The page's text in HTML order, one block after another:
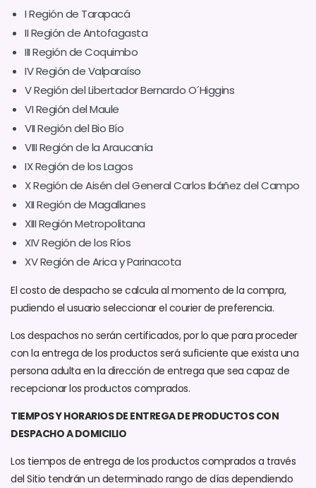
I Región de Tarapacá
II Región de Antofagasta
III Región de Coquimbo
IV Región de Valparaíso
V Región del Libertador Bernardo O´Higgins
VI Región del Maule
VII Región del Bio Bío
VIII Región de la Araucanía
IX Región de los Lagos
X Región de Aisén del General Carlos Ibáñez del Campo
XII Región de Magallanes
XIII Región Metropolitana
XIV Región de los Ríos
XV Región de Arica y Parinacota
El costo de despacho se calcula al momento de la compra,
pudiendo el usuario seleccionar el courier de preferencia.
Los despachos no serán certificados, por lo que para proceder
con la entrega de los productos será suficiente que exista una
persona adulta en la dirección de entrega que sea capaz de
recepcionar los productos comprados.
TIEMPOS Y HORARIOS DE ENTREGA DE PRODUCTOS CON
DESPACHO A DOMICILIO
Los tiempos de entrega de los productos comprados a través
del Sitio tendrán un determinado rango de días dependiendo